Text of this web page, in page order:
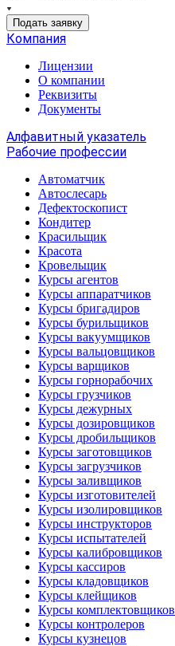
Подать заявку
Компания
Лицензии
О компании
Реквизиты
Документы
Алфавитный указатель
Рабочие профессии
Автоматчик
Автослесарь
Дефектоскопист
Кондитер
Красильщик
Красота
Кровельщик
Курсы агентов
Курсы аппаратчиков
Курсы бригадиров
Курсы бурильщиков
Курсы вакуумщиков
Курсы вальцовщиков
Курсы варщиков
Курсы горнорабочих
Курсы грузчиков
Курсы дежурных
Курсы дозировщиков
Курсы дробильщиков
Курсы заготовщиков
Курсы загрузчиков
Курсы заливщиков
Курсы изготовителей
Курсы изолировщиков
Курсы инструкторов
Курсы испытателей
Курсы калибровщиков
Курсы кассиров
Курсы кладовщиков
Курсы клейщиков
Курсы комплектовщиков
Курсы контролеров
Курсы кузнецов